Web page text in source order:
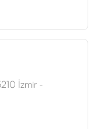
İzmir -